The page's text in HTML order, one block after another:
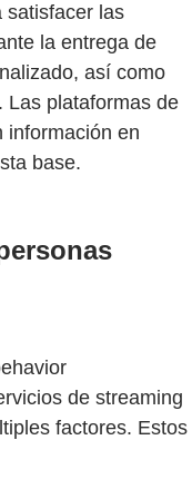
satisfacer las
la entrega de
así como
Las plataformas de
información en
base.
de streaming
factores. Estos